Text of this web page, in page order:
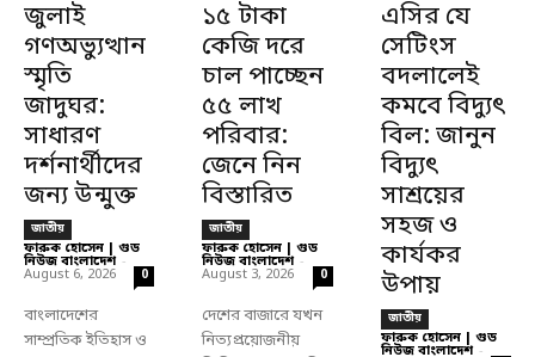
জুলাই
গণঅভ্যুত্থান
স্মৃতি
জাদুঘর:
সাধারণ
দর্শনার্থীদের
জন্য উন্মুক্ত
জাতীয়
ফারুক হোসেন | গুড
নিউজ বাংলাদেশ -
August 6, 2026 0
বাংলাদেশের
সাম্প্রতিক ইতিহাস ও
১৫ টাকা
কেজি দরে
চাল পাচ্ছেন
৫৫ লাখ
পরিবার:
জেনে নিন
বিস্তারিত
জাতীয়
ফারুক হোসেন | গুড
নিউজ বাংলাদেশ -
August 3, 2026 0
দেশের বাজারে যখন
নিত্যপ্রয়োজনীয়
এসির যে
সেটিংস
বদলালেই
কমবে বিদ্যুৎ
বিল: জানুন
বিদ্যুৎ
সাশ্রয়ের
সহজ ও
কার্যকর
উপায়
জাতীয়
ফারুক হোসেন | গুড
নিউজ বাংলাদেশ -